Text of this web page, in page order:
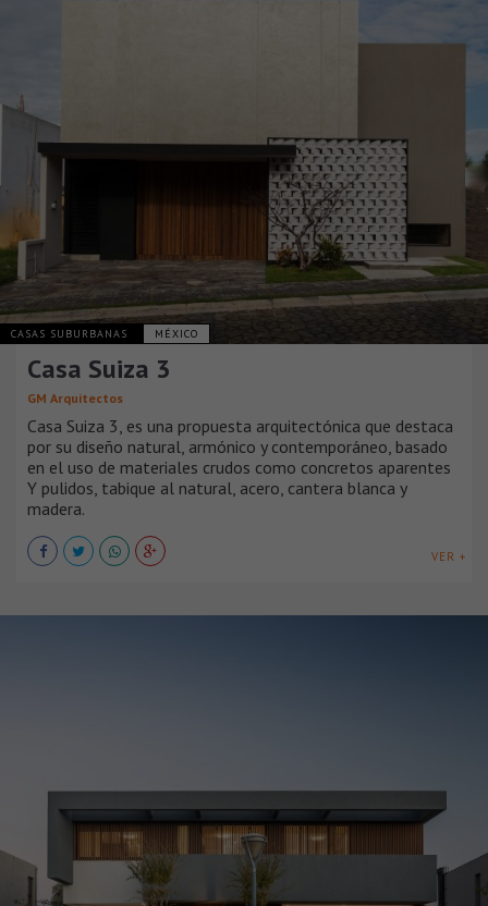
CASAS SUBURBANAS MÉXICO
Casa Suiza 3
GM Arquitectos
Casa Suiza 3, es una propuesta arquitectónica que destaca
por su diseño natural, armónico y contemporáneo, basado
en el uso de materiales crudos como concretos aparentes
Y pulidos, tabique al natural, acero, cantera blanca y
madera.
VER +